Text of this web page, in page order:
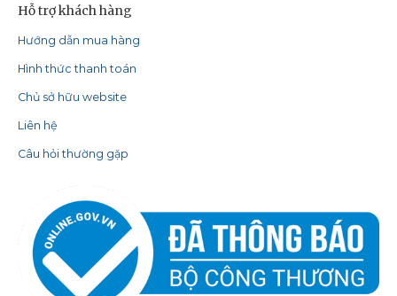
Hỗ trợ khách hàng
Hướng dẫn mua hàng
Hình thức thanh toán
Chủ sở hữu website
Liên hệ
Câu hỏi thường gặp